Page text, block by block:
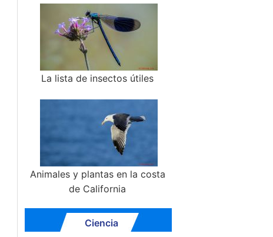
La lista de insectos útiles
Animales y plantas en la costa
de California
Ciencia